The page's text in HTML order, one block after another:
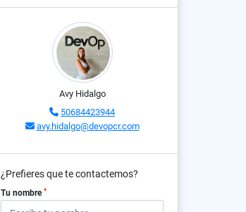
Avy Hidalgo
50684423944
avy.hidalgo@devopcr.com
¿Prefieres que te contactemos?
Tu nombre *